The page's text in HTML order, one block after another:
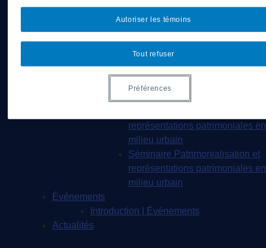
développement local
EUT1065 – Gestion et
valorisation du patrimoine urbain
Séminaire d’exploration en
études urbaines –
représentations patrimoniales en
milieu urbain
Séminaire Patrimonialisation et
représentations patrimoniales en
milieu urbain
Événements
Introduction | Événements
Actualités
Tout refuser
Autoriser les témoins
Préférences